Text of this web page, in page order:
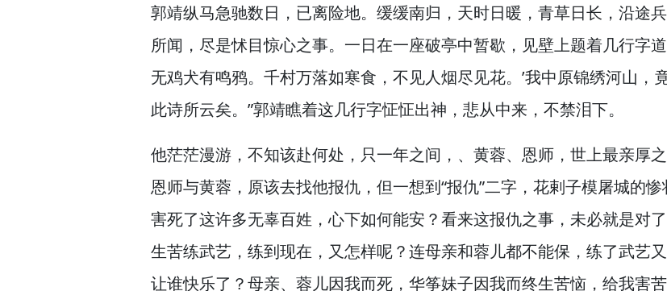
郭靖纵马急驰数日， 已离险地。 缓缓南归， 天时日暖， 青草日长， 沿途
所闻， 尽是怵目惊心之事。 一日在一座破亭中暂歇， 见壁上题着几行字
无鸡犬有鸣鸦。 千村万落如寒食， 不见人烟尽见花。 ’我中原锦绣河山，
此诗所云矣。”郭靖瞧着这几行字怔怔出神， 悲从中来， 不禁泪下。
他茫茫漫游， 不知该赴何处， 只一年之间， 、黄蓉、恩师， 世上最亲厚之
恩师与黄蓉， 原该去找他报仇， 但一想到“报仇”二字， 花剌子模屠城的惨
害死了这许多无辜百姓，心下如何能安？看来这报仇之事， 未必就是对了
生苦练武艺， 练到现在， 又怎样呢？连母亲和蓉儿都不能保， 练了武艺
让谁快乐了？母亲、蓉儿因我而死， 华筝妹子因我而终生苦恼， 给我害